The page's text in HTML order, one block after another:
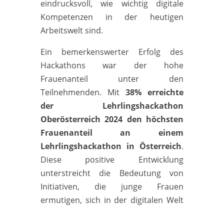
eindrucksvoll, wie wichtig digitale
Kompetenzen in der heutigen
Arbeitswelt sind.
Ein bemerkenswerter Erfolg des
Hackathons war der hohe
Frauenanteil unter den
Teilnehmenden. Mit38% erreichte
der Lehrlingshackathon
Oberösterreich 2024 den höchsten
Frauenanteil an einem
Lehrlingshackathon in Österreich.
Diese positive Entwicklung
unterstreicht die Bedeutung von
Initiativen, die junge Frauen
ermutigen, sich in der digitalen Welt